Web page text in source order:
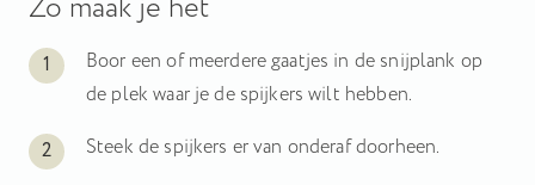
Zo maak je het
Boor een of meerdere gaatjes in de snijplank op
de plek waar je de spijkers wilt hebben.
Steek de spijkers er van onderaf doorheen.